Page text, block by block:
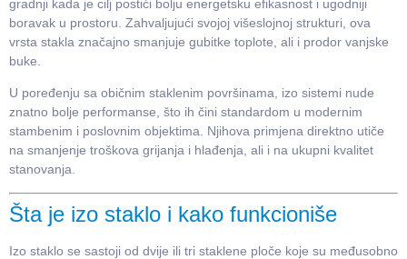
gradnji kada je cilj postići bolju energetsku efikasnost i ugodniji
boravak u prostoru. Zahvaljujući svojoj višeslojnoj strukturi, ova
vrsta stakla značajno smanjuje gubitke toplote, ali i prodor vanjske
buke.
U poređenju sa običnim staklenim površinama, izo sistemi nude
znatno bolje performanse, što ih čini standardom u modernim
stambenim i poslovnim objektima. Njihova primjena direktno utiče
na smanjenje troškova grijanja i hlađenja, ali i na ukupni kvalitet
stanovanja.
Šta je izo staklo i kako funkcioniše
Izo staklo se sastoji od dvije ili tri staklene ploče koje su međusobno